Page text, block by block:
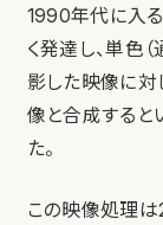
1990年代に入
く発達し、単色
影した映像に対
像と合成すると
た。
この映像処理